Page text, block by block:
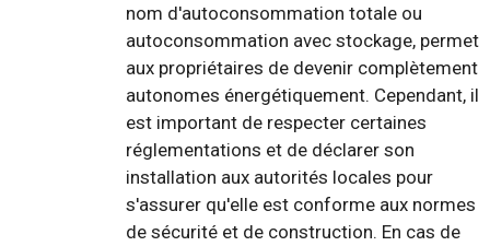
nom d'autoconsommation totale ou
autoconsommation avec stockage, permet
aux propriétaires de devenir complètement
autonomes énergétiquement. Cependant, il
est important de respecter certaines
réglementations et de déclarer son
installation aux autorités locales pour
s'assurer qu'elle est conforme aux normes
de sécurité et de construction. En cas de